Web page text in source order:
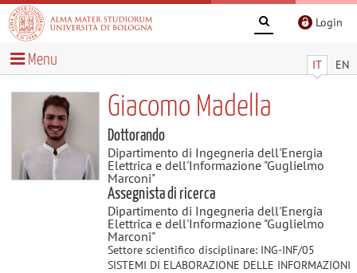
Login
IT EN
Menu
Giacomo Madella
Dottorando
Dipartimento di Ingegneria dell'Energia
Elettrica e dell'Informazione "Guglielmo
Marconi"
Assegnista di ricerca
Dipartimento di Ingegneria dell'Energia
Elettrica e dell'Informazione "Guglielmo
Marconi"
Settore scientifico disciplinare: ING-INF/05
SISTEMI DI ELABORAZIONE DELLE INFORMAZIONI